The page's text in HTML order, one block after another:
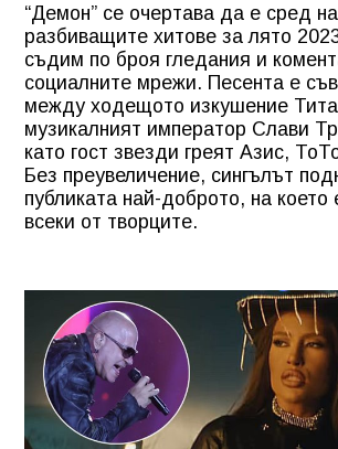
“Демон” се очертава да е сред
разбиващите хитове за лято
съдим по броя гледания и
социалните мрежи. Песента е
между ходещото изкушение
музикалният император Слави
като гост звезди греят Азис,
Без преувеличение, сингълът
публиката най-доброто, на което
всеки от творците.